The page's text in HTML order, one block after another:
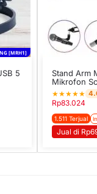
[MRH1]
5
Stand Arm
Mikrofon
★★★★★
Rp83.024
1.511 Terjual
Jual di